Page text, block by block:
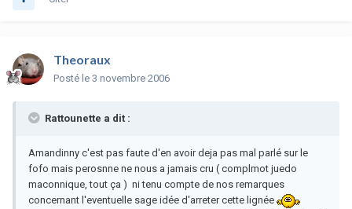
Theoraux
Posté le 3 novembre 2006
Rattounette a dit :
Amandinny c'est pas faute d'en avoir deja pas mal parlé sur le
fofo mais perosnne ne nous a jamais cru ( complmot juedo
maconnique, tout ça ) ni tenu compte de nos remarques
concernant l'eventuelle sage idée d'arreter cette lignée